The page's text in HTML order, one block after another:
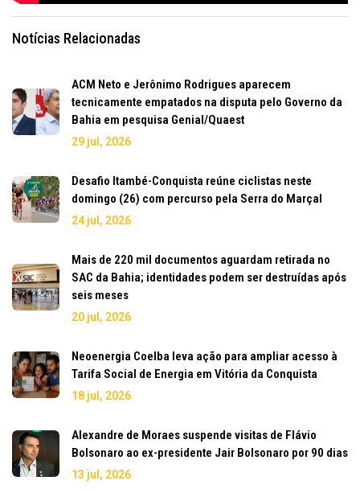
Notícias Relacionadas
ACM Neto e Jerônimo Rodrigues aparecem
tecnicamente empatados na disputa pelo Governo da
Bahia em pesquisa Genial/Quaest
29 jul, 2026
Desafio Itambé-Conquista reúne ciclistas neste
domingo (26) com percurso pela Serra do Marçal
24 jul, 2026
Mais de 220 mil documentos aguardam retirada no
SAC da Bahia; identidades podem ser destruídas após
seis meses
20 jul, 2026
Neoenergia Coelba leva ação para ampliar acesso à
Tarifa Social de Energia em Vitória da Conquista
18 jul, 2026
Alexandre de Moraes suspende visitas de Flávio
Bolsonaro ao ex-presidente Jair Bolsonaro por 90 dias
13 jul, 2026